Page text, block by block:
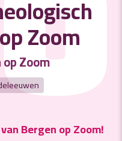
Zoom
Zoom
Bergen op Zoom!